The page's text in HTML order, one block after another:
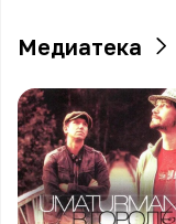
Медиатека